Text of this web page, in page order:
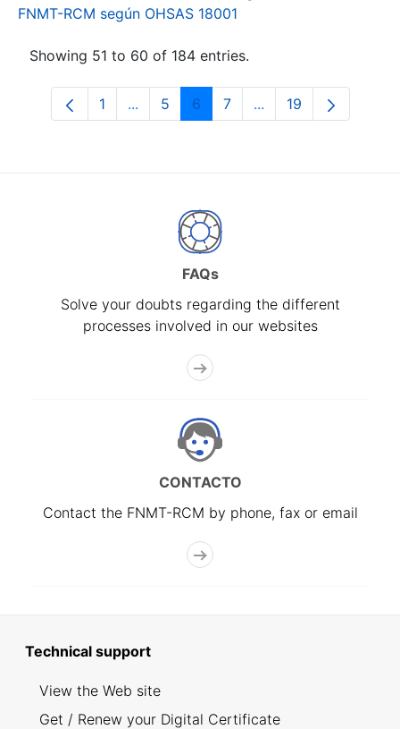
FNMT-RCM según OHSAS 18001
Showing 51 to 60 of 184 entries.
Page
1 ...Intermediate Pages Use TAB to
Page
5 Page
6 Page
7 ...Intermediate Pages
Page
19
FAQs
Solve your doubts regarding the different
processes involved in our websites
CONTACTO
Contact the FNMT-RCM by phone, fax or email
Technical support
View the Web site
Get / Renew your Digital Certificate